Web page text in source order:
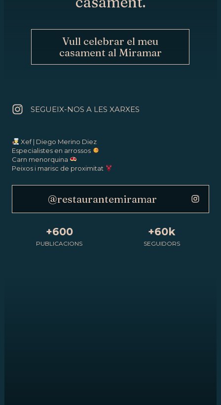
Vull celebrar el meu
casament al Miramar
SEGUEIX-NOS A LES XARXES
Xef | Diego Merino Diez
Especialistes en arrossos
Carn menorquina
Peixos i marisc de proximitat
@restaurantemiramar
+600
PUBLICACIONS
+60k
SEGUIDORS